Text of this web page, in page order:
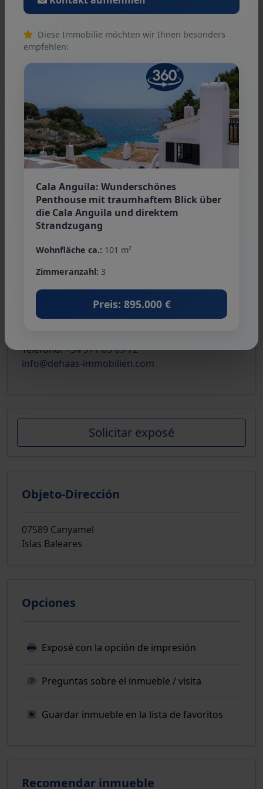
Condiciones generales
Nos referimos a nuestros términos y
condiciones. A través de más utilizar nuestros
servicios usted explicar su conocimiento y
consentimiento.
Persona de contacto
Teléfono:+34 971 83 69 72
info@dehaas-immobilien.com
Solicitar exposé
Objeto-Dirección
07589 Canyamel
Islas Baleares
Opciones
Exposé con la opción de impresión
Preguntas sobre el inmueble / visita
Guardar inmueble en la lista de favoritos
Recomendar inmueble
Diese Immobilie möchten wir Ihnen besonders
empfehlen:
Cala Anguila: Wunderschönes
Penthouse mit traumhaftem Blick über
die Cala Anguila und direktem
Strandzugang
Wohnfläche ca.: 101 m²
Zimmeranzahl: 3
Preis: 895.000 €